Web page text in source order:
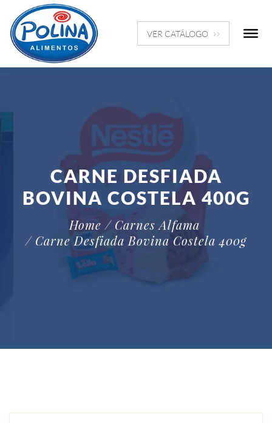
VER CATÁLOGO
CARNE DESFIADA
BOVINA COSTELA 400G
Home / Carnes Alfama
/ Carne Desfiada Bovina Costela 400g